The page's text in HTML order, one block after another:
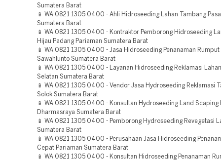
Sumatera Barat
📱 WA 0821 1305 0400 - Ahli Hidroseeding Lahan Tambang
Sumatera Barat
📱 WA 0821 1305 0400 - Kontraktor Pemborong Hidroseeding
Hijau Padang Pariaman Sumatera Barat
📱 WA 0821 1305 0400 - Jasa Hidroseeding Penanaman Rumput
Sawahlunto Sumatera Barat
📱 WA 0821 1305 0400 - Layanan Hidroseeding Reklamasi
Selatan Sumatera Barat
📱 WA 0821 1305 0400 - Vendor Jasa Hydroseeding Reklamasi
Solok Sumatera Barat
📱 WA 0821 1305 0400 - Konsultan Hydroseeding Land Scaping
Dharmasraya Sumatera Barat
📱 WA 0821 1305 0400 - Pemborong Hydroseeding Revegetasi
Sumatera Barat
📱 WA 0821 1305 0400 - Perusahaan Jasa Hidroseeding
Cepat Pariaman Sumatera Barat
📱 WA 0821 1305 0400 - Konsultan Hidroseeding Penanaman